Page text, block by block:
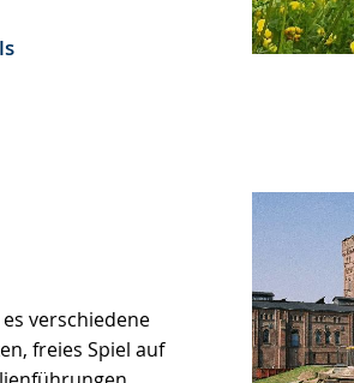
verschiedene
freies Spiel auf